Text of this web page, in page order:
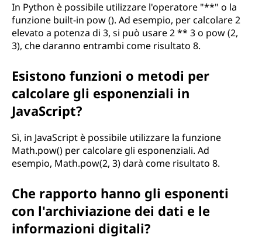
In Python è possibile utilizzare l'operatore "**" o la
funzione built-in pow (). Ad esempio, per calcolare 2
elevato a potenza di 3, si può usare 2 ** 3 o pow (2,
3), che daranno entrambi come risultato 8.
Esistono funzioni o metodi per
calcolare gli esponenziali in
JavaScript?
Sì, in JavaScript è possibile utilizzare la funzione
Math.pow() per calcolare gli esponenziali. Ad
esempio, Math.pow(2, 3) darà come risultato 8.
Che rapporto hanno gli esponenti
con l'archiviazione dei dati e le
informazioni digitali?